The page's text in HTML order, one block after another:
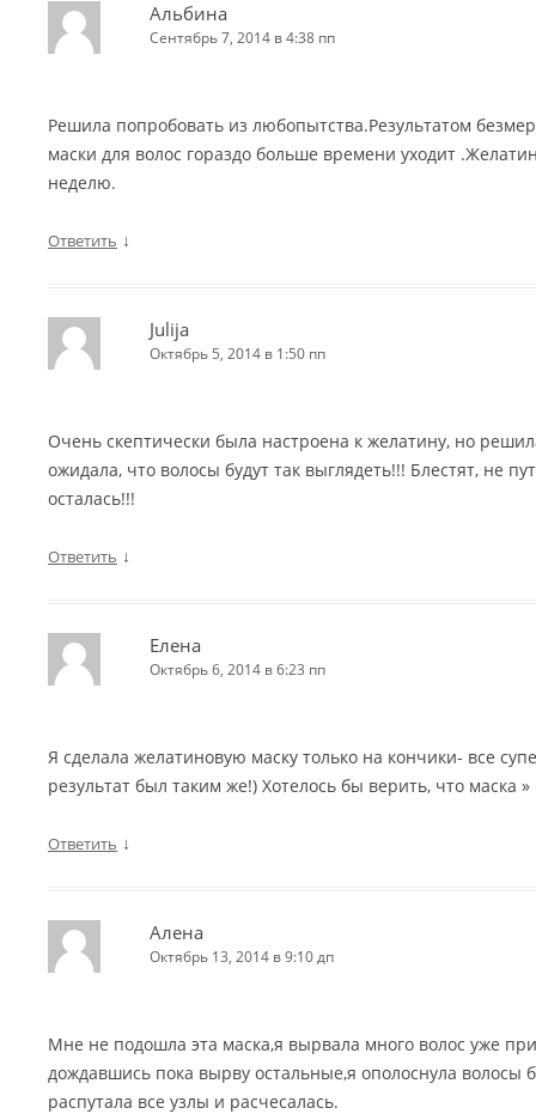
Альбина
Сентябрь 7, 2014 в 4:38 пп
Решила попробовать из любопытства.Результатом
маски для волос гораздо больше времени уходит
неделю.
Ответить ↓
Julija
Октябрь 5, 2014 в 1:50 пп
Очень скептически была настроена к желатину, но
ожидала, что волосы будут так выглядеть!!! Блестят, не
осталась!!!
Ответить ↓
Елена
Октябрь 6, 2014 в 6:23 пп
Я сделала желатиновую маску только на кончики- все
результат был таким же!) Хотелось бы верить, что маска »
Ответить ↓
Алена
Октябрь 13, 2014 в 9:10 дп
Мне не подошла эта маска,я вырвала много волос уже
дождавшись пока вырву остальные,я ополоснула волосы
распутала все узлы и расчесалась.